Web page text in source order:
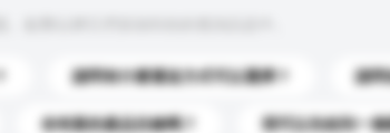
請問有什麼運送方式可以選擇？ 請問
你有新的產品目錄嗎？ 我可以先收到一個